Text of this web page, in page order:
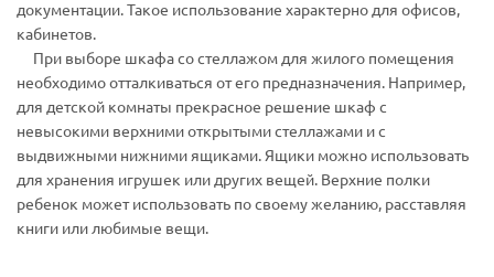
документации. Такое использование характерно для офисов,
кабинетов.
При выборе шкафа со стеллажом для жилого помещения
необходимо отталкиваться от его предназначения. Например,
для детской комнаты прекрасное решение шкаф с
невысокими верхними открытыми стеллажами и с
выдвижными нижними ящиками. Ящики можно использовать
для хранения игрушек или других вещей. Верхние полки
ребенок может использовать по своему желанию, расставляя
книги или любимые вещи.